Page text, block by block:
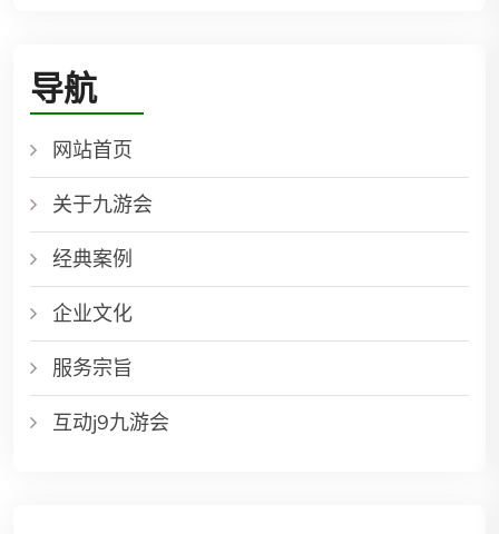
导航
网站首页
关于九游会
经典案例
企业文化
服务宗旨
互动j9九游会